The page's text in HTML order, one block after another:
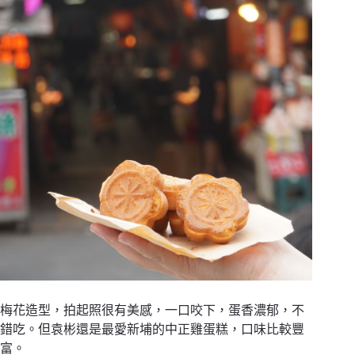
梅花造型，拍起照很有美感，一口咬下，蛋香濃郁，不
錯吃。但袁彬還是最愛新埔的中正雞蛋糕，口味比較豐
富。